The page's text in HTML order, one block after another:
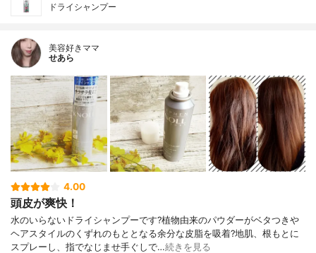
ドライシャンプー
美容好きママ
せあら
4.00
頭皮が爽快！
水のいらないドライシャンプーです?植物由来のパウダーがベタつきや
ヘアスタイルのくずれのもととなる余分な皮脂を吸着?地肌、根もとに
スプレーし、指でなじませ手ぐしで…続きを見る